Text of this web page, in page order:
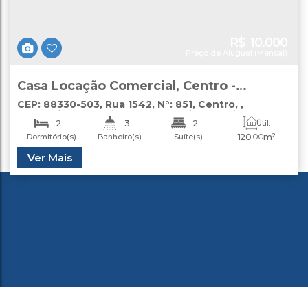
Casa Locação Comercial, Centro -
Balneário Camboriú
CEP: 88330-503, Rua 1542, N°: 851, Centro ,
Balneário Camboriú
Santa Catarina Brasil
2
Dormitório(s)
3
Banheiro(s)
2
Suíte(s)
Útil:
120.00m²
Ver Mais